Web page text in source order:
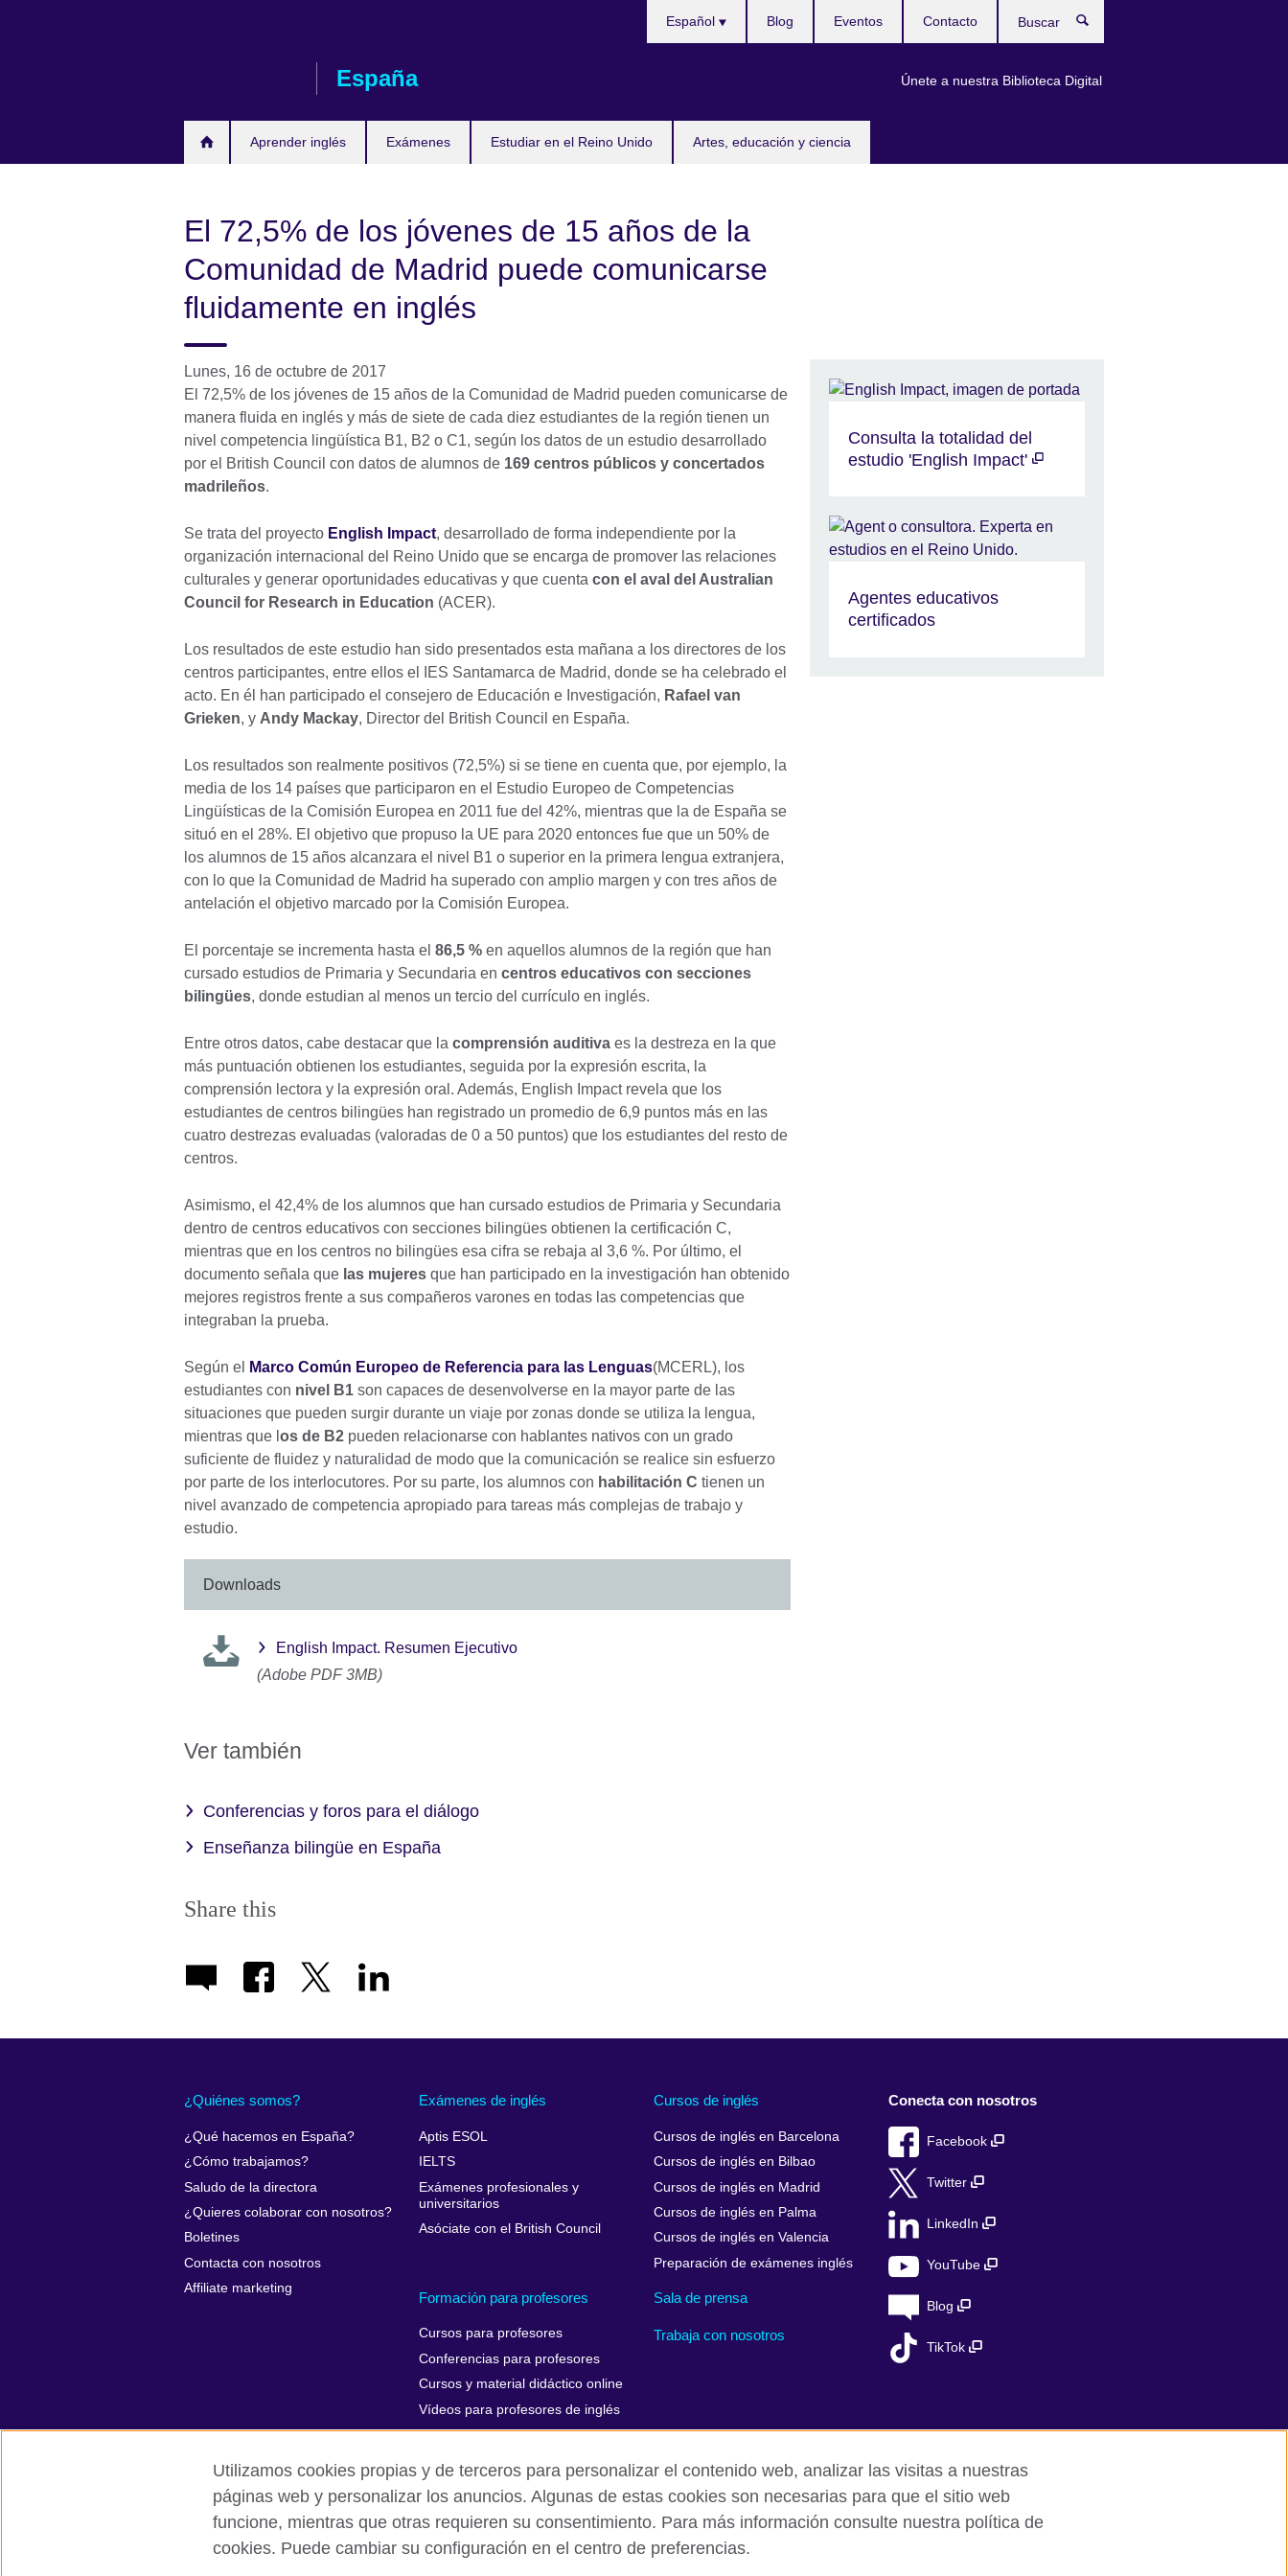
España
Aprender inglés Exámenes Estudiar en el Reino Unido Artes, educación y ciencia
idioma
Español
Únete a nuestra Biblioteca Digital
Blog Eventos Contacto
El 72,5% de los jóvenes de 15 años de la
Comunidad de Madrid puede comunicarse
fluidamente en inglés
Lunes, 16 de octubre de 2017
El 72,5% de los jóvenes de 15 años de la Comunidad de Madrid pueden comunicarse de
manera fluida en inglés y más de siete de cada diez estudiantes de la región tienen un
nivel competencia lingüística B1, B2 o C1, según los datos de un estudio desarrollado
por el British Council con datos de alumnos de 169 centros públicos y concertados
madrileños.
Se trata del proyecto English Impact, desarrollado de forma independiente por la
organización internacional del Reino Unido que se encarga de promover las relaciones
culturales y generar oportunidades educativas y que cuenta con el aval del Australian
Council for Research in Education (ACER).
Los resultados de este estudio han sido presentados esta mañana a los directores de los
centros participantes, entre ellos el IES Santamarca de Madrid, donde se ha celebrado el
acto. En él han participado el consejero de Educación e Investigación, Rafael van
Grieken, y Andy Mackay, Director del British Council en España.
Los resultados son realmente positivos (72,5%) si se tiene en cuenta que, por ejemplo, la
media de los 14 países que participaron en el Estudio Europeo de Competencias
Lingüísticas de la Comisión Europea en 2011 fue del 42%, mientras que la de España se
situó en el 28%. El objetivo que propuso la UE para 2020 entonces fue que un 50% de
los alumnos de 15 años alcanzara el nivel B1 o superior en la primera lengua extranjera,
con lo que la Comunidad de Madrid ha superado con amplio margen y con tres años de
antelación el objetivo marcado por la Comisión Europea.
El porcentaje se incrementa hasta el 86,5 % en aquellos alumnos de la región que han
cursado estudios de Primaria y Secundaria en centros educativos con secciones
bilingües, donde estudian al menos un tercio del currículo en inglés.
Entre otros datos, cabe destacar que la comprensión auditiva es la destreza en la que
más puntuación obtienen los estudiantes, seguida por la expresión escrita, la
comprensión lectora y la expresión oral. Además, English Impact revela que los
estudiantes de centros bilingües han registrado un promedio de 6,9 puntos más en las
cuatro destrezas evaluadas (valoradas de 0 a 50 puntos) que los estudiantes del resto de
centros.
Asimismo, el 42,4% de los alumnos que han cursado estudios de Primaria y Secundaria
dentro de centros educativos con secciones bilingües obtienen la certificación C,
mientras que en los centros no bilingües esa cifra se rebaja al 3,6 %. Por último, el
documento señala que las mujeres que han participado en la investigación han obtenido
mejores registros frente a sus compañeros varones en todas las competencias que
integraban la prueba.
Según el Marco Común Europeo de Referencia para las Lenguas(MCERL), los
estudiantes con nivel B1 son capaces de desenvolverse en la mayor parte de las
situaciones que pueden surgir durante un viaje por zonas donde se utiliza la lengua,
mientras que l os de B2 pueden relacionarse con hablantes nativos con un grado
suficiente de fluidez y naturalidad de modo que la comunicación se realice sin esfuerzo
por parte de los interlocutores. Por su parte, los alumnos con habilitación C tienen un
nivel avanzado de competencia apropiado para tareas más complejas de trabajo y
estudio.
Downloads
English Impact. Resumen Ejecutivo
(Adobe PDF 3MB)
Ver también
Conferencias y foros para el diálogo
Enseñanza bilingüe en España
Share this
Consulta la totalidad del
estudio 'English Impact'
Agentes educativos
certificados
¿Quiénes somos?
¿Qué hacemos en España?
¿Cómo trabajamos?
Saludo de la directora
¿Quieres colaborar con nosotros?
Boletines
Contacta con nosotros
Affiliate marketing
Exámenes de inglés
Aptis ESOL
IELTS
Exámenes profesionales y
universitarios
Asóciate con el British Council
Cursos de inglés
Cursos de inglés en Barcelona
Cursos de inglés en Bilbao
Cursos de inglés en Madrid
Cursos de inglés en Palma
Cursos de inglés en Valencia
Preparación de exámenes inglés
Formación para profesores
Cursos para profesores
Conferencias para profesores
Cursos y material didáctico online
Vídeos para profesores de inglés
Sala de prensa
Trabaja con nosotros
Conecta con nosotros
Facebook
Twitter
LinkedIn
YouTube
Blog
TikTok
British Council Global Privacidad Aviso Legal Cookies Mapa del sitio
© 2026 British Council
Utilizamos cookies propias y de terceros para personalizar el contenido web, analizar las visitas a nuestras
páginas web y personalizar los anuncios. Algunas de estas cookies son necesarias para que el sitio web
funcione, mientras que otras requieren su consentimiento. Para más información consulte nuestra política de
cookies. Puede cambiar su configuración en el centro de preferencias.